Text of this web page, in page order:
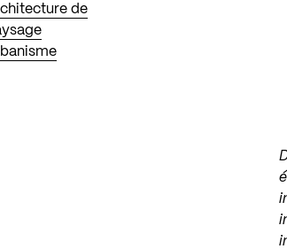
de